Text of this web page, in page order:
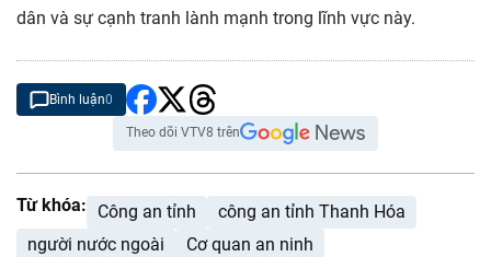
dân và sự cạnh tranh lành mạnh trong lĩnh vực này.
Bình luận0
Theo dõi VTV8 trên
Từ khóa: Công an tỉnh
công an tỉnh Thanh Hóa
người nước ngoài
Cơ quan an ninh